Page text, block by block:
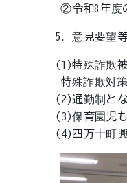
②令和8年度
5. 意見要望
(1)特殊詐欺
特殊詐欺対
(2)通勤制と
(3)保育園児
(4)四万十町